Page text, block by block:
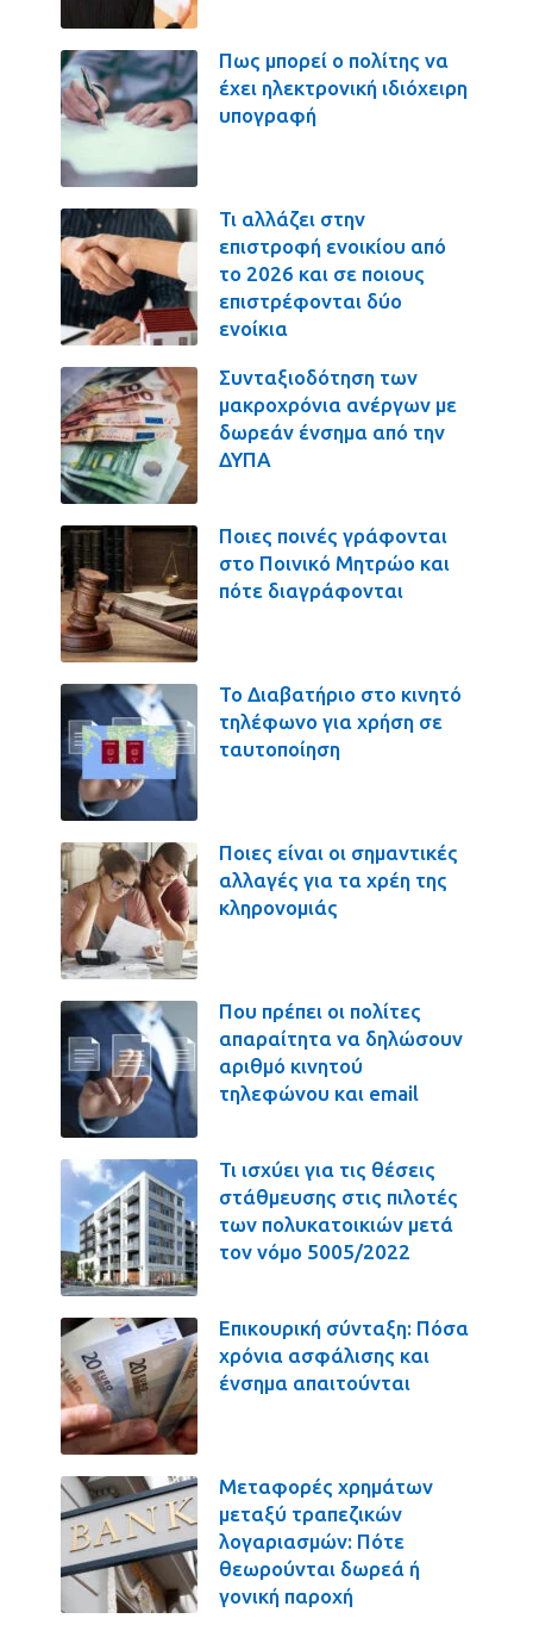
Πως μπορεί ο πολίτης να
έχει ηλεκτρονική ιδιόχειρη
υπογραφή
Τι αλλάζει στην
επιστροφή ενοικίου από
το 2026 και σε ποιους
επιστρέφονται δύο
ενοίκια
Συνταξιοδότηση των
μακροχρόνια ανέργων με
δωρεάν ένσημα από την
ΔΥΠΑ
Ποιες ποινές γράφονται
στο Ποινικό Μητρώο και
πότε διαγράφονται
Το Διαβατήριο στο κινητό
τηλέφωνο για χρήση σε
ταυτοποίηση
Ποιες είναι οι σημαντικές
αλλαγές για τα χρέη της
κληρονομιάς
Που πρέπει οι πολίτες
απαραίτητα να δηλώσουν
αριθμό κινητού
τηλεφώνου και email
Τι ισχύει για τις θέσεις
στάθμευσης στις πιλοτές
των πολυκατοικιών μετά
τον νόμο 5005/2022
Επικουρική σύνταξη: Πόσα
χρόνια ασφάλισης και
ένσημα απαιτούνται
Μεταφορές χρημάτων
μεταξύ τραπεζικών
λογαριασμών: Πότε
θεωρούνται δωρεά ή
γονική παροχή